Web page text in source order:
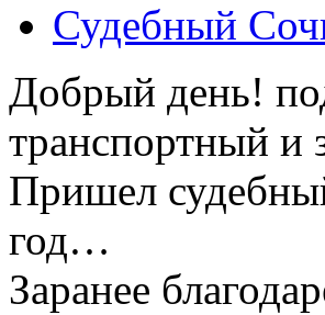
Судебный
Добрый день!
транспортный и
Пришел
год…
Заранее